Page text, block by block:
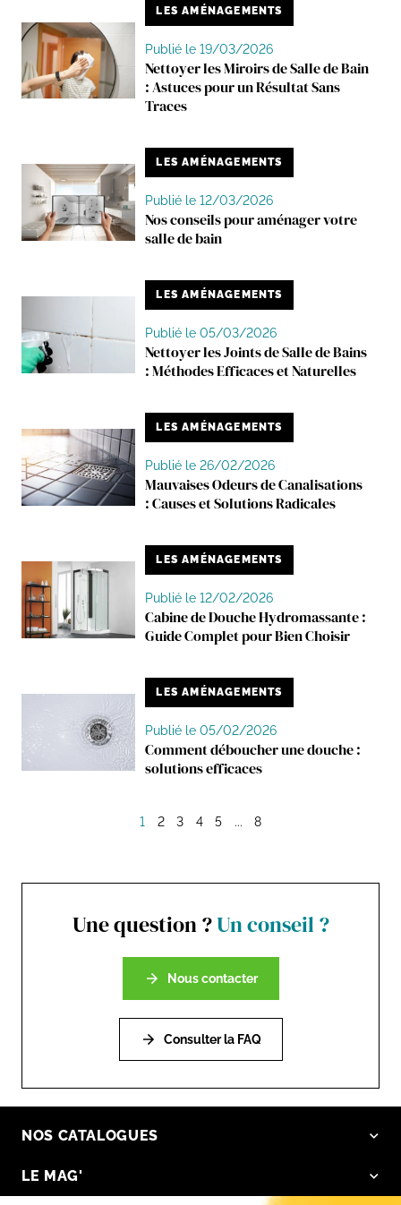
LES AMÉNAGEMENTS
Publié le 19/03/2026
Nettoyer les Miroirs de Salle de Bain
: Astuces pour un Résultat Sans
Traces
LES AMÉNAGEMENTS
Publié le 12/03/2026
Nos conseils pour aménager votre
salle de bain
LES AMÉNAGEMENTS
Publié le 05/03/2026
Nettoyer les Joints de Salle de Bains
: Méthodes Efficaces et Naturelles
LES AMÉNAGEMENTS
Publié le 26/02/2026
Mauvaises Odeurs de Canalisations
: Causes et Solutions Radicales
LES AMÉNAGEMENTS
Publié le 12/02/2026
Cabine de Douche Hydromassante :
Guide Complet pour Bien Choisir
LES AMÉNAGEMENTS
Publié le 05/02/2026
Comment déboucher une douche :
solutions efficaces
1 2 3 4 5 ... 8
Une question ?Un conseil ?
Nous contacter
Consulter la FAQ
NOS CATALOGUES
LE MAG'